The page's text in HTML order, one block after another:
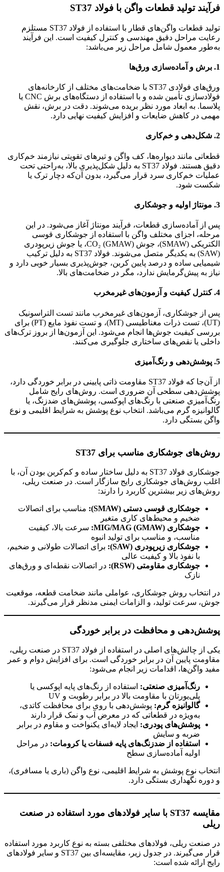
فرآیند تولید قطعات واگن با فولاد ST37
تولید قطعات واگن‌های قطار با استفاده از فولاد ST37 مستلزم
رعایت مراحل دقیق مهندسی و کنترل کیفیت است. این فرآیند
به‌طور معمول شامل مراحل زیر می‌باشد:
1. برش و آماده‌سازی ورق‌ها
ورق‌های فولادی ST37 با ضخامت‌های مختلف از کارخانه‌های
فولادسازی تأمین شده و با استفاده از دستگاه‌های برش CNC یا
پلاسما. به ابعاد مورد نظر بریده می‌شوند. دقت در برش، نقش
مهمی در کاهش ضایعات و افزایش کیفیت نهایی دارد.
2. شکل‌دهی و خم‌کاری
قطعاتی مانند دیواره‌ها، کف واگن و تیرهای تقویتی نیازمند خم‌کاری
دقیق هستند. فولاد ST37 به دلیل شکل‌پذیری بالا، به‌راحتی تحت
عملیات خم‌کاری سرد قرار می‌گیرد، بدون آن‌که دچار ترک یا
شکست شود.
3. مونتاژ اولیه و جوشکاری
پس از آماده‌سازی قطعات، فرآیند مونتاژ آغاز می‌شود. در این
مرحله، اجزای مختلف واگن با استفاده از جوشکاری قوسی
الکتریکی (SMAW)، جوش CO₂ (GMAW)، یا جوش زیرپودری
(SAW) به یکدیگر متصل می‌شوند. فولاد ST37 به دلیل ترکیب
شیمیایی ساده و درصد پایین کربن، جوش‌پذیری بسیار خوبی دارد و
نیاز به پیش‌گرمایش ندارد، مگر در ضخامت‌های بالا.
4. کنترل کیفیت و آزمون‌های غیرمخرب
پس از جوشکاری، آزمون‌های غیرمخرب مانند تست التراسونیک
(UT)، تست ذرات مغناطیسی (MT)، و تست نفوذ مایع (PT) برای
بررسی کیفیت جوش‌ها انجام می‌شود. این آزمون‌ها از بروز ترک‌های
داخلی یا نقص‌های ساختاری جلوگیری می‌کنند.
5. پوشش‌دهی و رنگ‌آمیزی
از آن‌جا که فولاد ST37 مقاومت ذاتی پایینی در برابر خوردگی دارد،
پوشش‌دهی سطحی آن ضروری است. روش‌های رایج شامل
رنگ‌آمیزی صنعتی با رنگ‌های اپوکسی، پوشش‌های ضدزنگ، یا
گالوانیزه گرم می‌باشد. انتخاب نوع پوشش به شرایط اقلیمی و نوع
واگن بستگی دارد.
روش‌های جوشکاری مناسب برای ST37
جوشکاری فولاد ST37 به دلیل ساختار ساده و کم‌کربن بودن آن، با
اغلب روش‌های جوشکاری رایج سازگار است. در صنعت ریلی،
روش‌های زیر بیشترین کاربرد را دارند:
جوشکاری قوسی دستی (SMAW):
مناسب برای اتصالات
ضخیم و محیط‌های کاری متغیر
جوشکاری
سرعت بالا، کیفیت
مناسب، و مناسب برای تولید انبوه
جوشکاری زیرپودری (SAW):
برای اتصالات طولانی و ضخیم،
با نفوذ بالا و کیفیت عالی
جوشکاری مقاومتی (RSW):
در اتصالات نقطه‌ای و ورق‌های
نازک
در انتخاب روش جوشکاری، عواملی مانند ضخامت قطعه، موقعیت
جوش، سرعت تولید، و الزامات ایمنی مدنظر قرار می‌گیرند.
پوشش‌دهی و محافظت در برابر خوردگی
یکی از چالش‌های اصلی در استفاده از فولاد ST37 در صنعت ریلی،
مقاومت پایین آن در برابر خوردگی است. برای افزایش دوام و عمر
مفید واگن‌ها، اقدامات زیر انجام می‌شود:
رنگ‌آمیزی صنعتی: استفاده از رنگ‌های پایه اپوکسی یا
پلی‌یورتان با مقاومت بالا در برابر رطوبت و UV
گالوانیزه گرم: پوشش‌دهی با روی برای محافظت کاتدی،
به‌ویژه در قطعاتی که در معرض آب و نمک قرار دارند
پوشش‌های پودری: ایجاد لایه‌ای یکنواخت و مقاوم در برابر
ضربه و سایش
استفاده از ضدزنگ‌های پایه فسفات یا کرومات: در مراحل
اولیه آماده‌سازی سطح
انتخاب نوع پوشش به شرایط اقلیمی، نوع واگن (باری یا مسافری)،
و دوره نگهداری بستگی دارد.
مقایسه ST37 با سایر فولادهای مورد استفاده در صنعت
ریلی
در صنعت ریلی، فولادهای مختلفی بسته به نوع کاربرد مورد استفاده
قرار می‌گیرند. در جدول زیر، مقایسه‌ای بین ST37 و سایر فولادهای
رایج ارائه شده است: